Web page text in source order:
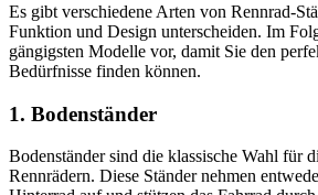
Es gibt verschiedene Arten von Rennrad-
Funktion und Design unterscheiden. Im
gängigsten Modelle vor, damit Sie den
Bedürfnisse finden können.
1. Bodenständer
Bodenständer sind die klassische Wahl für
Rennrädern. Diese Ständer nehmen